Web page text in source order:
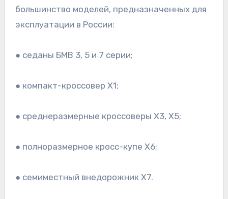
большинство моделей, предназначенных для
эксплуатации в России:
● седаны БМВ 3, 5 и 7 серии;
● компакт-кроссовер X1;
● среднеразмерные кроссоверы X3, X5;
● полноразмерное кросс-купе X6;
● семиместный внедорожник X7.